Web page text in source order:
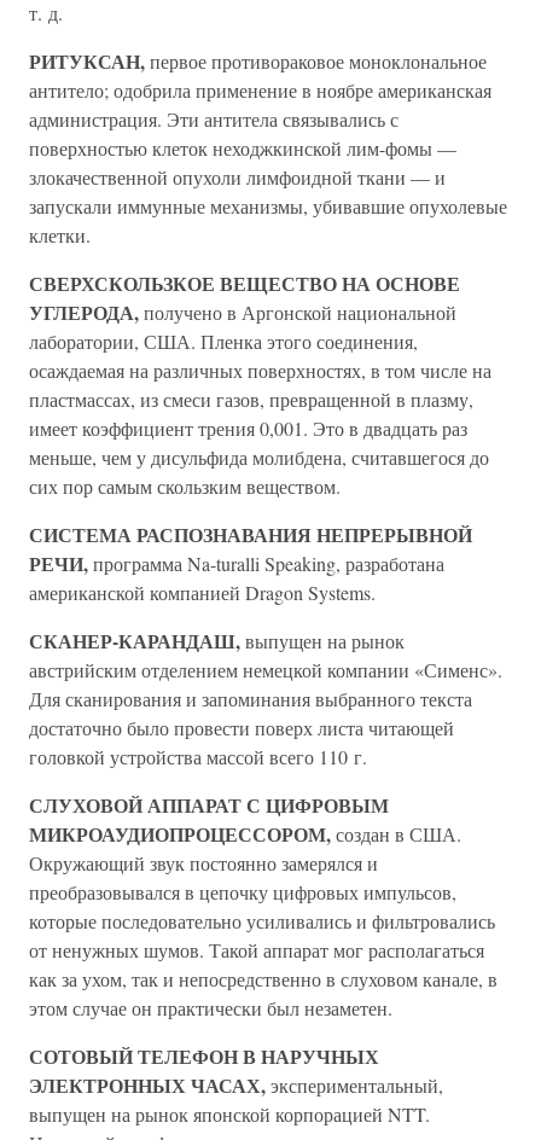
т. д.
РИТУКСАН,первое противораковое моноклональное
антитело; одобрила применение в ноябре американская
администрация. Эти антитела связывались с
поверхностью клеток неходжкинской лим-фомы —
злокачественной опухоли лимфоидной ткани — и
запускали иммунные механизмы, убивавшие опухолевые
клетки.
СВЕРХСКОЛЬЗКОЕ ВЕЩЕСТВО НА ОСНОВЕ
УГЛЕРОДА,получено в Аргонской национальной
лаборатории, США. Пленка этого соединения,
осаждаемая на различных поверхностях, в том числе на
пластмассах, из смеси газов, превращенной в плазму,
имеет коэффициент трения 0,001. Это в двадцать раз
меньше, чем у дисульфида молибдена, считавшегося до
сих пор самым скользким веществом.
СИСТЕМА РАСПОЗНАВАНИЯ НЕПРЕРЫВНОЙ
РЕЧИ,программа Na-turalli Speaking, разработана
американской компанией Dragon Systems.
СКАНЕР-КАРАНДАШ,выпущен на рынок
австрийским отделением немецкой компании «Сименс».
Для сканирования и запоминания выбранного текста
достаточно было провести поверх листа читающей
головкой устройства массой всего 110 г.
СЛУХОВОЙ АППАРАТ С ЦИФРОВЫМ
МИКРОАУДИОПРОЦЕССОРОМ,создан в США.
Окружающий звук постоянно замерялся и
преобразовывался в цепочку цифровых импульсов,
которые последовательно усиливались и фильтровались
от ненужных шумов. Такой аппарат мог располагаться
как за ухом, так и непосредственно в слуховом канале, в
этом случае он практически был незаметен.
СОТОВЫЙ ТЕЛЕФОН В НАРУЧНЫХ
ЭЛЕКТРОННЫХ ЧАСАХ,экспериментальный,
выпущен на рынок японской корпорацией NTT.